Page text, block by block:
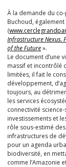
À la demande du
Buchoud,
(
Infrastructure Nexus.
of the Future».
Le document d’une
massif et incontrôlé
limitées, il fait le
développement,
toujours, au
les services
connectivité
investissements et
rôle sous-estimé
infrastructures de
pour un agenda
biodiversité, en
comme l’Amazonie